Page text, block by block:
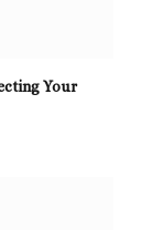
Your